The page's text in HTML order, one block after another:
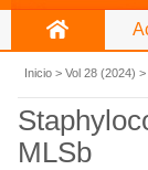
Inicio > Vol 28 (2024) >
MLSb